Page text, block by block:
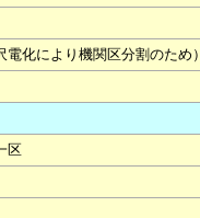
化により機関区分割のため）
区